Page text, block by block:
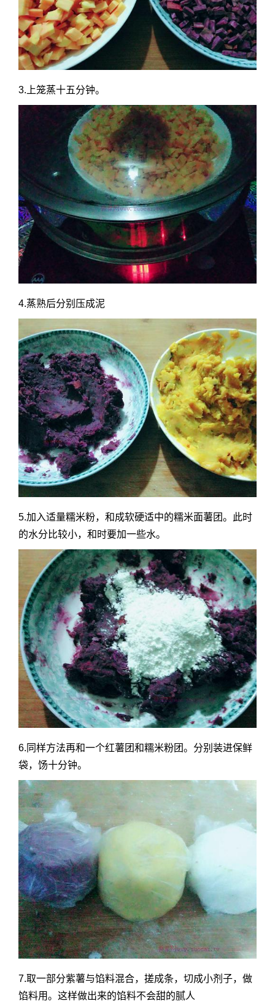
3.上笼蒸十五分钟。
4.蒸熟后分别压成泥
5.加入适量糯米粉，和成软硬适中的糯米面薯团。此时
的水分比较小，和时要加一些水。
6.同样方法再和一个红薯团和糯米粉团。分别装进保鲜
袋，饧十分钟。
7.取一部分紫薯与馅料混合，搓成条，切成小剂子，做
馅料用。这样做出来的馅料不会甜的腻人